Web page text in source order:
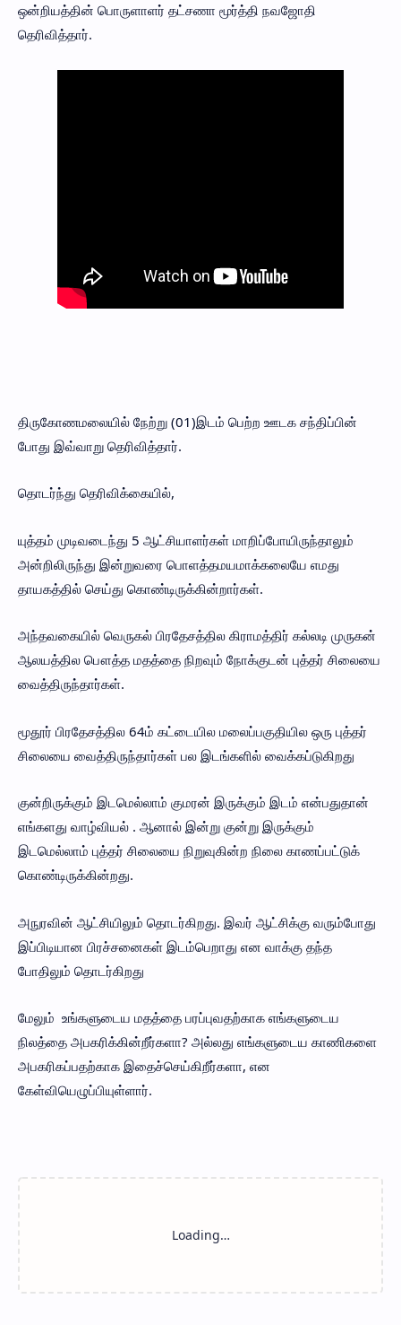
ஒன்றியத்தின் பொருளாளர் தட்சணா மூர்த்தி நவஜோதி
தெரிவித்தார்.
திருகோணமலையில் நேற்று (01)இடம் பெற்ற ஊடக சந்திப்பின்
போது இவ்வாறு தெரிவித்தார்.
தொடர்ந்து தெரிவிக்கையில்,
யுத்தம் முடிவடைந்து 5 ஆட்சியாளர்கள் மாறிப்போயிருந்தாலும்
அன்றிலிருந்து இன்றுவரை பொளத்தமயமாக்கலையே எமது
தாயகத்தில் செய்து கொண்டிருக்கின்றார்கள்.
அந்தவகையில் வெருகல் பிரதேசத்தில கிராமத்திர் கல்லடி முருகன்
ஆலயத்தில பௌத்த மதத்தை நிறவும் நோக்குடன் புத்தர் சிலையை
வைத்திருந்தார்கள்.
மூதூர் பிரதேசத்தில 64ம் கட்டையில மலைப்பகுதியில ஒரு புத்தர்
சிலையை வைத்திருந்தார்கள் பல இடங்களில் வைக்கப்டுகிறது
குன்றிருக்கும் இடமெல்லாம் குமரன் இருக்கும் இடம் என்பதுதான்
எங்களது வாழ்வியல் . ஆனால் இன்று குன்று இருக்கும்
இடமெல்லாம் புத்தர் சிலையை நிறுவுகின்ற நிலை காணப்பட்டுக்
கொண்டிருக்கின்றது.
அநுரவின் ஆட்சியிலும் தொடர்கிறது. இவர் ஆட்சிக்கு வரும்போது
இப்பிடியான பிரச்சனைகள் இடம்பெறாது என வாக்கு தந்த
போதிலும் தொடர்கிறது
மேலும் உங்களுடைய மதத்தை பரப்புவதற்காக எங்களுடைய
நிலத்தை அபகரிக்கின்றீர்களா? அல்லது எங்களுடைய காணிகளை
அபகரிகப்பதற்காக இதைச்செய்கிறீர்களா, என
கேள்வியெழுப்பியுள்ளார்.